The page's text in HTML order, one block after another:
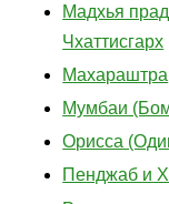
Мадхья
Чхаттисгарх
Махараштра
Мумбаи
Орисса
Пенджаб и